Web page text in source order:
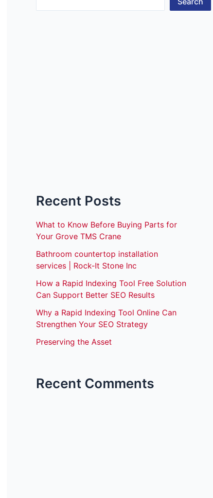
Recent Posts
What to Know Before Buying Parts for
Your Grove TMS Crane
Bathroom countertop installation
services | Rock-It Stone Inc
How a Rapid Indexing Tool Free Solution
Can Support Better SEO Results
Why a Rapid Indexing Tool Online Can
Strengthen Your SEO Strategy
Preserving the Asset
Recent Comments